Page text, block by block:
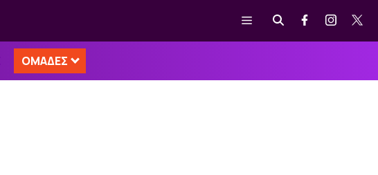
Μενού
ΟΜΑΔΕΣ